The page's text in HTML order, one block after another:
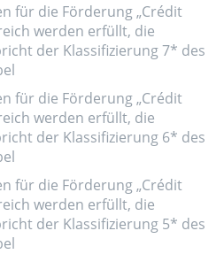
für die Förderung „Crédit
werden erfüllt, die
der Klassifizierung 7* des
für die Förderung „Crédit
werden erfüllt, die
der Klassifizierung 6* des
für die Förderung „Crédit
werden erfüllt, die
der Klassifizierung 5* des